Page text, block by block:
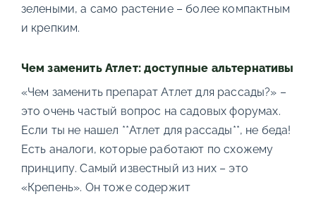
зелеными, а само растение – более компактным
и крепким.
Чем заменить Атлет: доступные альтернативы
«Чем заменить препарат Атлет для рассады?» –
это очень частый вопрос на садовых форумах.
Если ты не нашел **Атлет для рассады**, не беда!
Есть аналоги, которые работают по схожему
принципу. Самый известный из них – это
«Крепень». Он тоже содержит